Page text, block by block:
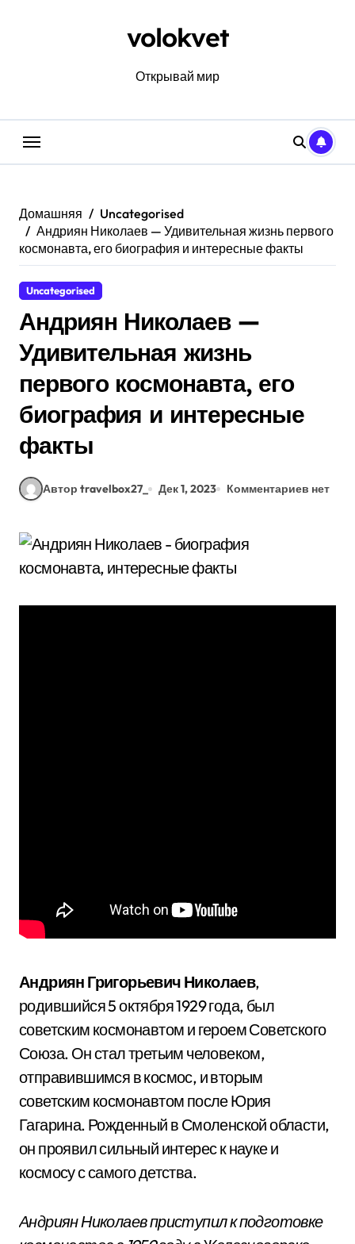
volokvet
Открывай мир
Домашняя
Uncategorised
Андриян Николаев — Удивительная жизнь первого
космонавта, его биография и интересные факты
Uncategorised
Андриян Николаев —
Удивительная жизнь
первого космонавта, его
биография и интересные
факты
Автор travelbox27_ Дек 1, 2023 Комментариев нет
Андриян Григорьевич Николаев,
родившийся 5 октября 1929 года, был
советским космонавтом и героем Советского
Союза. Он стал третьим человеком,
отправившимся в космос, и вторым
советским космонавтом после Юрия
Гагарина. Рожденный в Смоленской области,
он проявил сильный интерес к науке и
космосу с самого детства.
Андриян Николаев приступил к подготовке